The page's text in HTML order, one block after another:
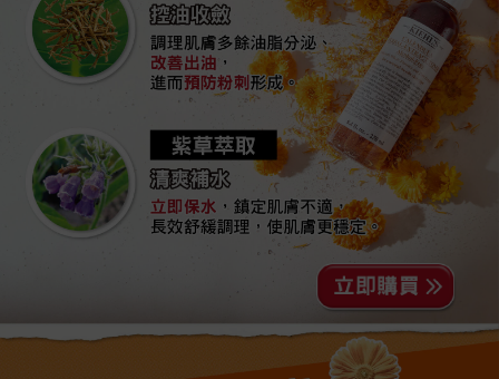
控油收斂
調理肌膚多餘油脂分泌、
改善出油，
進而預防粉刺形成。
紫草萃取
清爽補水
立即保水，鎮定肌膚不適，
長效舒緩調理，使肌膚更穩定。